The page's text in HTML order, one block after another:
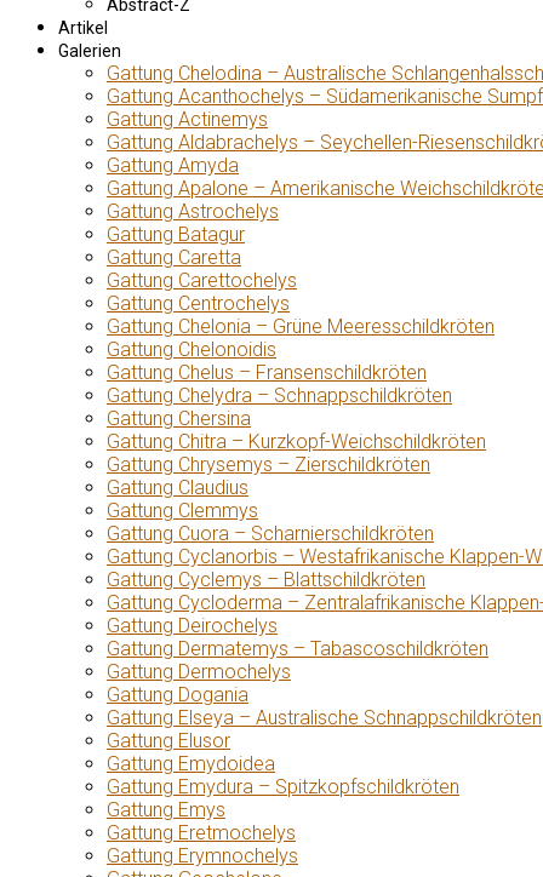
Abstract-Z
Artikel
Galerien
Gattung Chelodina – Australische
Gattung Acanthochelys – Südamerikanische
Gattung Actinemys
Gattung Aldabrachelys – Seychellen-
Gattung Amyda
Gattung Apalone – Amerikanische
Gattung Astrochelys
Gattung Batagur
Gattung Caretta
Gattung Carettochelys
Gattung Centrochelys
Gattung Chelonia – Grüne Meeresschildkröten
Gattung Chelonoidis
Gattung Chelus – Fransenschildkröten
Gattung Chelydra – Schnappschildkröten
Gattung Chersina
Gattung Chitra – Kurzkopf-Weichschildkröten
Gattung Chrysemys – Zierschildkröten
Gattung Claudius
Gattung Clemmys
Gattung Cuora – Scharnierschildkröten
Gattung Cyclanorbis – Westafrikanische Klappen-
Gattung Cyclemys – Blattschildkröten
Gattung Cycloderma – Zentralafrikanische
Gattung Deirochelys
Gattung Dermatemys – Tabascoschildkröten
Gattung Dermochelys
Gattung Dogania
Gattung Elseya – Australische Schnappschildkröten
Gattung Elusor
Gattung Emydoidea
Gattung Emydura – Spitzkopfschildkröten
Gattung Emys
Gattung Eretmochelys
Gattung Erymnochelys